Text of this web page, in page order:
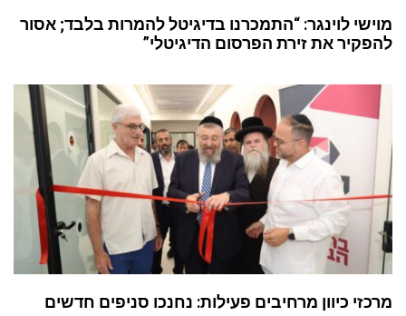
מוישי לוינגר: “התמכרנו בדיגיטל להמרות בלבד; אסור
להפקיר את זירת הפרסום הדיגיטלי”
מרכזי כיוון מרחיבים פעילות: נחנכו סניפים חדשים